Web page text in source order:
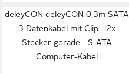
deleyCON deleyCON 0,3m SATA
3 Datenkabel mit Clip - 2x
Stecker gerade - S-ATA
Computer-Kabel